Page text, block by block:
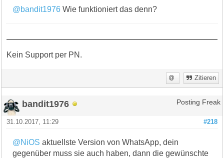
@bandit1976 Wie funktioniert das denn?
Kein Support per PN.
Zitieren
bandit1976 Posting Freak
#218
31.10.2017, 11:29
@NiOS aktuellste Version von WhatsApp, dein
gegenüber muss sie auch haben, dann die gewünschte